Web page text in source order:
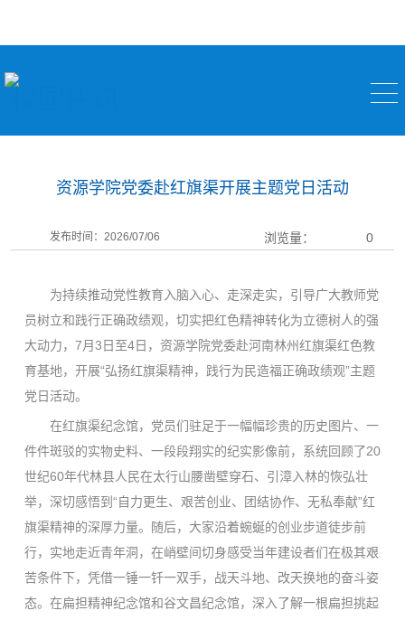
资源学院党委赴红旗渠开展主题党日活动
发布时间：2026/07/06 浏览量： 0
为持续推动党性教育入脑入心、走深走实，引导广大教师党
员树立和践行正确政绩观，切实把红色精神转化为立德树人的强
大动力，7月3日至4日，资源学院党委赴河南林州红旗渠红色教
育基地，开展“弘扬红旗渠精神，践行为民造福正确政绩观”主题
党日活动。
在红旗渠纪念馆，党员们驻足于一幅幅珍贵的历史图片、一
件件斑驳的实物史料、一段段翔实的纪实影像前，系统回顾了20
世纪60年代林县人民在太行山腰凿壁穿石、引漳入林的恢弘壮
举，深切感悟到“自力更生、艰苦创业、团结协作、无私奉献”红
旗渠精神的深厚力量。随后，大家沿着蜿蜒的创业步道徒步前
行，实地走近青年洞，在峭壁间切身感受当年建设者们在极其艰
苦条件下，凭借一锤一钎一双手，战天斗地、改天换地的奋斗姿
态。在扁担精神纪念馆和谷文昌纪念馆，深入了解一根扁担挑起